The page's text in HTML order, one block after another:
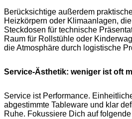
Berücksichtige außerdem
Heizkörpern oder Klimaanlagen,
Steckdosen für technische
Raum für Rollstühle oder
die Atmosphäre durch logistische
Service-Ästhetik: weniger ist oft
Service ist Performance.
abgestimmte Tableware und klar
Ruhe. Fokussiere Dich auf